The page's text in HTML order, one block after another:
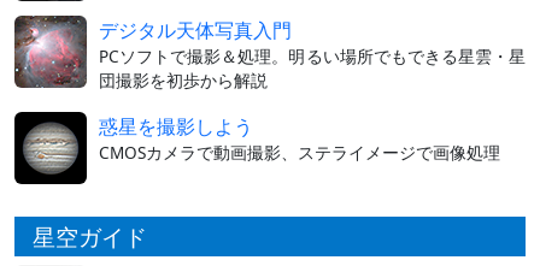
デジタル天体写真入門
PCソフトで撮影＆処理。明るい場所でもできる星雲・星
団撮影を初歩から解説
惑星を撮影しよう
CMOSカメラで動画撮影、ステライメージで画像処理
星空ガイド